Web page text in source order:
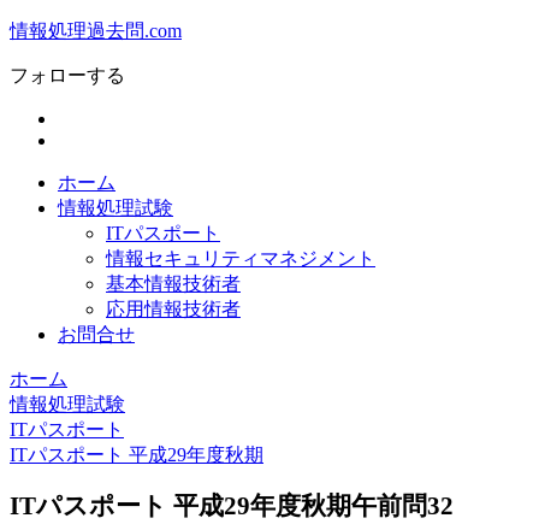
情報処理過去問.com
フォローする
ホーム
情報処理試験
ITパスポート
情報セキュリティマネジメント
基本情報技術者
応用情報技術者
お問合せ
ホーム
情報処理試験
ITパスポート
ITパスポート 平成29年度秋期
ITパスポート 平成29年度秋期午前問32